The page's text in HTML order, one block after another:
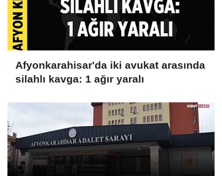
Afyonkarahisar'da iki avukat arasında
silahlı kavga: 1 ağır yaralı